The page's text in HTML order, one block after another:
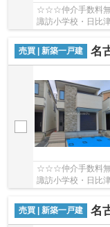
☆☆☆仲介手数料無
諏訪小学校・日比
売買 | 新築一戸建 名古屋
☆☆☆仲介手数料無
諏訪小学校・日比
売買 | 新築一戸建 名古屋